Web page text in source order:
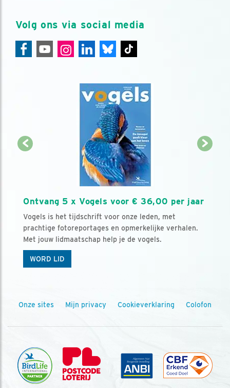
Volg ons via social media
Ontvang 5 x Vogels voor € 36,00 per jaar
Vogels is het tijdschrift voor onze leden, met
prachtige fotoreportages en opmerkelijke verhalen.
Met jouw lidmaatschap help je de vogels.
WORD LID
Onze sites Mijn privacy Cookieverklaring Colofon